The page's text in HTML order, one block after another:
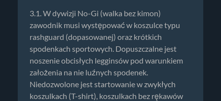
3.1. W dywizji No-Gi (walka bez kimon)
zawodnik musi występować w koszulce typu
rashguard (dopasowanej) oraz krótkich
spodenkach sportowych. Dopuszczalne jest
noszenie obcisłych legginsów pod warunkiem
założenia na nie luźnych spodenek.
Niedozwolone jest startowanie w zwykłych
koszulkach (T-shirt), koszulkach bez rękawów